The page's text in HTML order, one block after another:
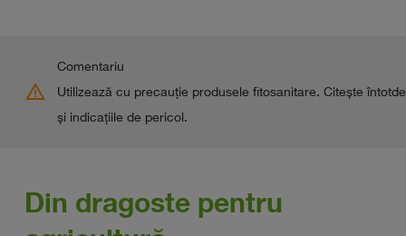
warning
Comentariu
Utilizează cu precauţie produsele fitosanitare. Citește
şi indicaţiile de pericol.
Din dragoste pentru